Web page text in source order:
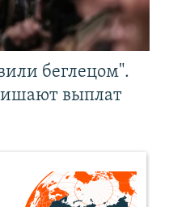
беглецом".
выплат